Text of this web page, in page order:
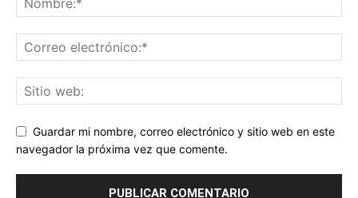
Guardar mi nombre, correo electrónico y sitio web en este
navegador la próxima vez que comente.